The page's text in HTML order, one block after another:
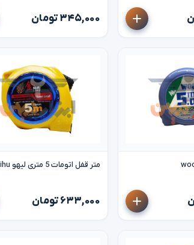
۳۴۵,۰۰۰ تومان
متر قفل اتومات 5 متری لیهو lihu
۶۳۳,۰۰۰ تومان